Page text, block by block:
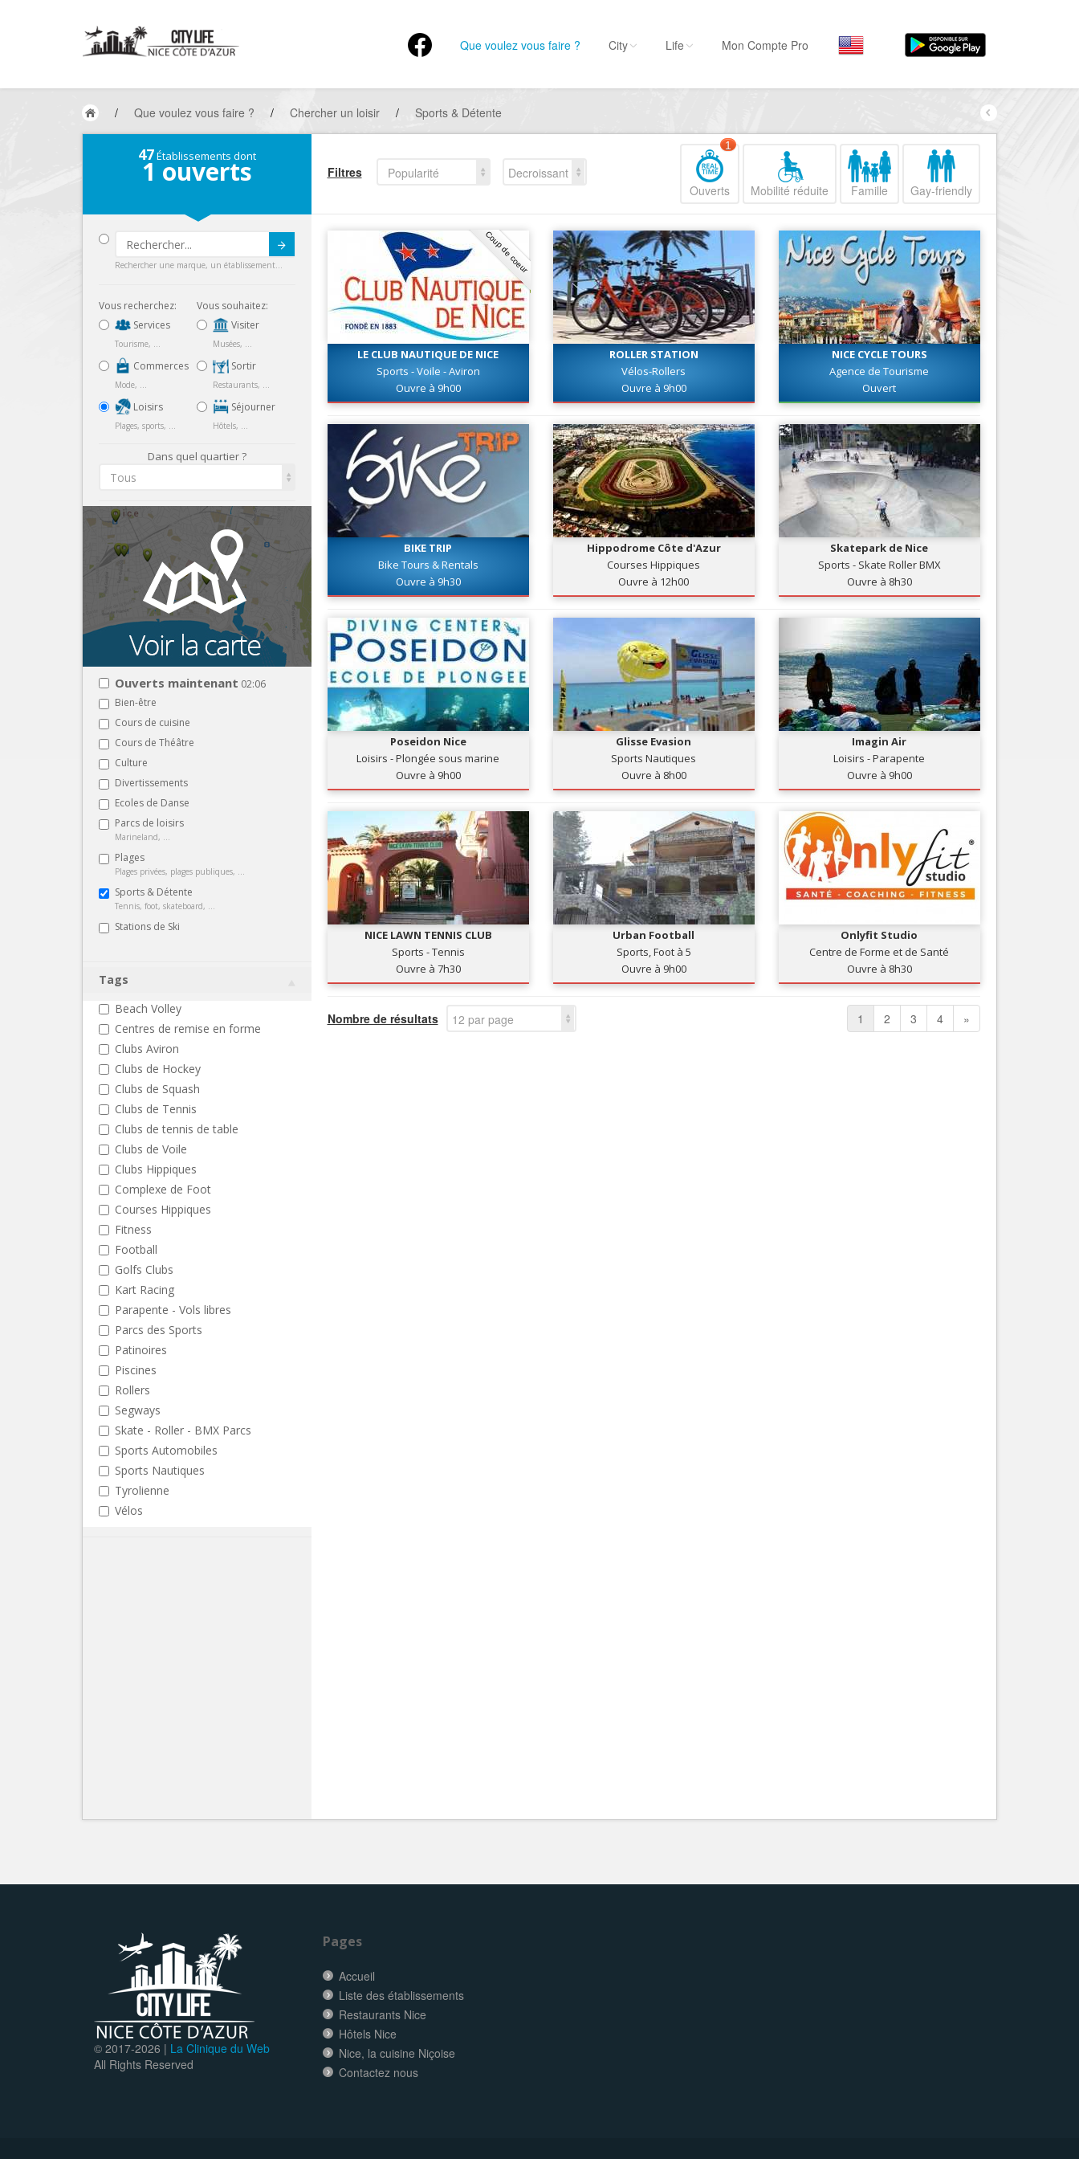
Que voulez vous faire ?
Hôtels, ...
Visiter
Sortir
Restaurants, ...
Commerces
Mode, ...
Loisirs
Plages, sports, ...
Tourisme, ...
Par quartiers
Nice Promenade du
Nice le Port
Nice le Vieux Nice
Nice le Coeur de Ville
Nice les Collines Niçoises
Nice le petit Marais Niçois
Nice la plaine du Var
Nice Aéroport
City Life Mon Compte Pro
/ Que voulez vous faire ? / Chercher un loisir / Sports & Détente
47Établissements dont
1 ouverts
Rechercher une marque, un établissement...
Vous recherchez:
Services
Tourisme, ...
Commerces
Mode, ...
Loisirs
Plages, sports, ...
Vous souhaitez:
Visiter
Musées, ...
Sortir
Restaurants, ...
Séjourner
Hôtels, ...
Dans quel quartier ?
Tous
Ouverts maintenant 02:06
Bien-être
Cours de cuisine
Cours de Théâtre
Culture
Divertissements
Ecoles de Danse
Parcs de loisirs
Marineland, ...
Plages
Plages privées, plages publiques, ...
Sports & Détente
Tennis, foot, skateboard, ...
Stations de Ski
Tags
Beach Volley
Centres de remise en forme
Clubs Aviron
Clubs de Hockey
Clubs de Squash
Clubs de Tennis
Clubs de tennis de table
Clubs de Voile
Clubs Hippiques
Complexe de Foot
Courses Hippiques
Fitness
Football
Golfs Clubs
Kart Racing
Parapente - Vols libres
Parcs des Sports
Patinoires
Piscines
Rollers
Segways
Skate - Roller - BMX Parcs
Sports Automobiles
Sports Nautiques
Tyrolienne
Vélos
Filtres Popularité
Decroissant
Ouverts
1
Mobilité réduite Famille Gay-friendly
Coup de coeur
LE CLUB NAUTIQUE DE NICE
Sports - Voile - Aviron
Ouvre à 9h00
ROLLER STATION
Vélos-Rollers
Ouvre à 9h00
NICE CYCLE TOURS
Agence de Tourisme
Ouvert
BIKE TRIP
Bike Tours & Rentals
Ouvre à 9h30
Hippodrome Côte d'Azur
Courses Hippiques
Ouvre à 12h00
Skatepark de Nice
Sports - Skate Roller BMX
Ouvre à 8h30
Poseidon Nice
Loisirs - Plongée sous marine
Ouvre à 9h00
Glisse Evasion
Sports Nautiques
Ouvre à 8h00
Imagin Air
Loisirs - Parapente
Ouvre à 9h00
NICE LAWN TENNIS CLUB
Sports - Tennis
Ouvre à 7h30
Urban Football
Sports, Foot à 5
Ouvre à 9h00
Onlyfit Studio
Centre de Forme et de Santé
Ouvre à 8h30
Nombre de résultats 12 par page 1 2 3 4 »
© 2017-2026 | La Clinique du Web
All Rights Reserved
Pages
Accueil
Liste des établissements
Restaurants Nice
Hôtels Nice
Nice, la cuisine Niçoise
Contactez nous